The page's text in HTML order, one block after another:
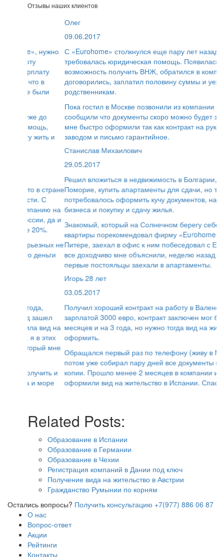
Отзывы наших клиентов
С «Eurohome» столкнулся еще пару лет назад, когда
требовалась юридическая помощь. Появилась
возможность получить ВНЖ, обратился в компанию,
договорились, заплатил половину суммы и уехал к
родственникам.
Пока гостил в Москве позвонили из компании и
сообщили что документы скоро можно будет забирать,
мне быстро оформили так как контракт на руках был с
заводом и письмо гарантийное.
Станислав Михаилович
Решил вложиться в недвижимость в Болгарии, в городе
Поморие, купить апартаменты для сдачи, но там
потребовалось оформить кучу документов, на ведение
бизнеса и покупку и сдачу жилья.
Знакомый, который на Солнечном берегу себе покупал
квартиры порекомендовал фирму «Eurohome». Живу в
Питере, заехал в офис к ним побеседовал с Евгением,
все доходчиво мне объяснили, неделю назад уже
первые постояльцы заехали в апартаменты.
Игорь 28 лет
Получил хороший контракт на работу в Валенсии с
зарплатой 3000 евро, контракт заключен мог быть и на 6
месяцев и на 3 года, но нужно тогда вид на жительство
оформить.
Обращался первый раз по телефону (живу в Москве),
потом уже собирал пару дней все документы и делал
копии. Прошло менее 2 месяцев в компании и мне
оформили вид на жительство в Испании. Спасибо.
Related Posts:
Образование в Испании
Образование в Германии
Образование в Чехии
Регистрация компаний в Дании под ключ
Получение вида на жительство в Австрии
Гражданство Румынии по корням
Остались вопросы?Получить консультацию +7(977) 886 06 87
О нас
Вопрос-ответ
Акции
Рейтинги
Контакты
Отзывы